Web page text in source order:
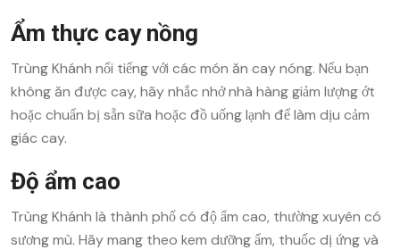
Ẩm thực cay nồng
Trùng Khánh nổi tiếng với các món ăn cay nóng. Nếu bạn
không ăn được cay, hãy nhắc nhở nhà hàng giảm lượng ớt
hoặc chuẩn bị sẵn sữa hoặc đồ uống lạnh để làm dịu cảm
giác cay.
Độ ẩm cao
Trùng Khánh là thành phố có độ ẩm cao, thường xuyên có
sương mù. Hãy mang theo kem dưỡng ẩm, thuốc dị ứng và